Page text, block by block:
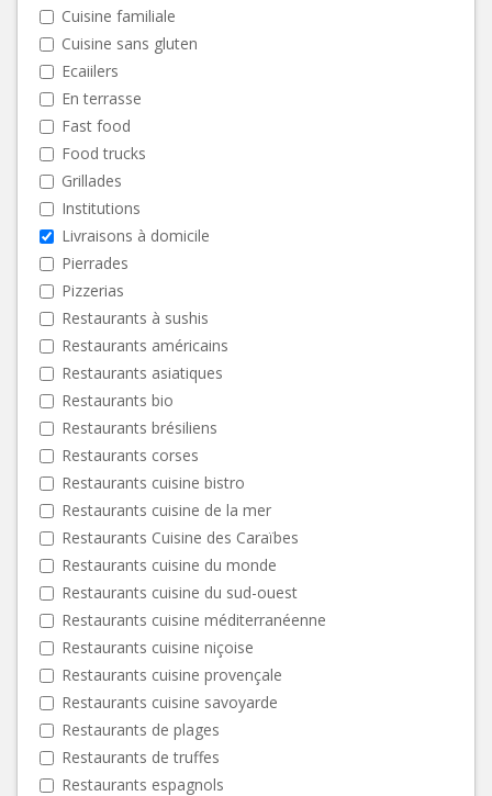
Cuisine familiale
Cuisine sans gluten
Ecaiilers
En terrasse
Fast food
Food trucks
Grillades
Institutions
Livraisons à domicile
Pierrades
Pizzerias
Restaurants à sushis
Restaurants américains
Restaurants asiatiques
Restaurants bio
Restaurants brésiliens
Restaurants corses
Restaurants cuisine bistro
Restaurants cuisine de la mer
Restaurants Cuisine des Caraïbes
Restaurants cuisine du monde
Restaurants cuisine du sud-ouest
Restaurants cuisine méditerranéenne
Restaurants cuisine niçoise
Restaurants cuisine provençale
Restaurants cuisine savoyarde
Restaurants de plages
Restaurants de truffes
Restaurants espagnols